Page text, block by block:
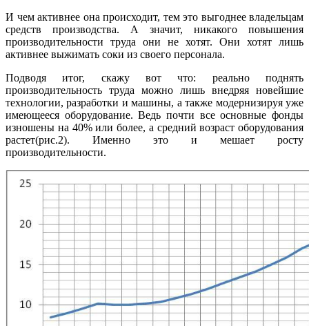
И чем активнее она происходит, тем это выгоднее владельцам
средств производства. А значит, никакого повышения
производительности труда они не хотят. Они хотят лишь
активнее выжимать соки из своего персонала.
Подводя итог, скажу вот что: реально поднять
производительность труда можно лишь внедряя новейшие
технологии, разработки и машины, а также модернизируя уже
имеющееся оборудование. Ведь почти все основные фонды
изношены на 40% или более, а средний возраст оборудования
растет(рис.2). Именно это и мешает росту
производительности.